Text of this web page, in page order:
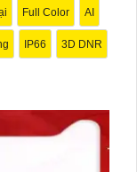
Full Color AI
IP66 3D DNR